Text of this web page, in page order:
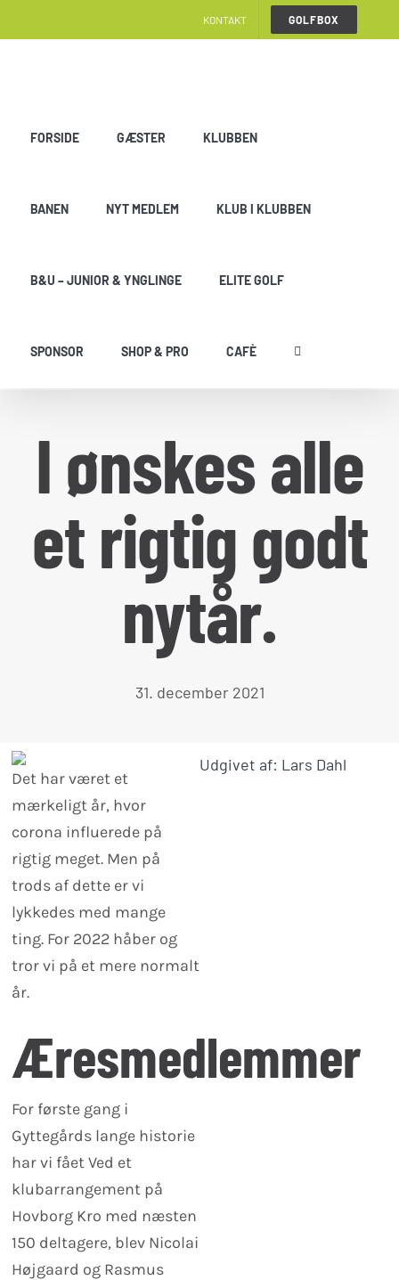
to
KONTAKT GOLFBOX
FORSIDE GÆSTER KLUBBEN
BANEN NYT MEDLEM KLUB I KLUBBEN
B&U – JUNIOR & YNGLINGE ELITE GOLF
SPONSOR SHOP & PRO CAFÈ
I ønskes alle
et rigtig godt
nytår.
31. december 2021
Det har været et
mærkeligt år, hvor
corona influerede på
rigtig meget. Men på
trods af dette er vi
lykkedes med mange
ting. For 2022 håber og
tror vi på et mere normalt
år.
Æresmedlemmer
For første gang i
Gyttegårds lange historie
har vi fået Ved et
klubarrangement på
Hovborg Kro med næsten
150 deltagere, blev Nicolai
Højgaard og Rasmus
Udgivet af: Lars Dahl